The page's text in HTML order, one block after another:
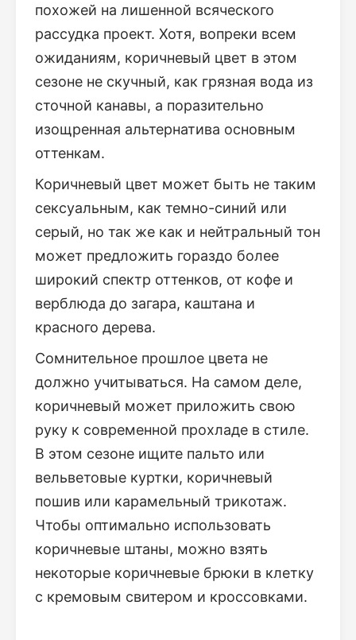
похожей на лишенной всяческого
рассудка проект. Хотя, вопреки всем
ожиданиям, коричневый цвет в этом
сезоне не скучный, как грязная вода из
сточной канавы, а поразительно
изощренная альтернатива основным
оттенкам.
Коричневый цвет может быть не таким
сексуальным, как темно-синий или
серый, но так же как и нейтральный тон
может предложить гораздо более
широкий спектр оттенков, от кофе и
верблюда до загара, каштана и
красного дерева.
Сомнительное прошлое цвета не
должно учитываться. На самом деле,
коричневый может приложить свою
руку к современной прохладе в стиле.
В этом сезоне ищите пальто или
вельветовые куртки, коричневый
пошив или карамельный трикотаж.
Чтобы оптимально использовать
коричневые штаны, можно взять
некоторые коричневые брюки в клетку
с кремовым свитером и кроссовками.